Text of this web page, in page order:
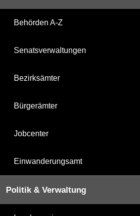
Behörden A-Z
Senatsverwaltungen
Bezirksämter
Bürgerämter
Jobcenter
Einwanderungsamt
Politik & Verwaltung